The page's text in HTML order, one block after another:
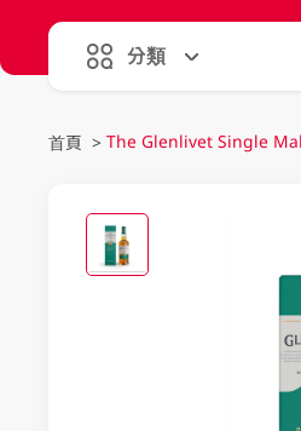
分類
首頁 > The Glenlivet Single